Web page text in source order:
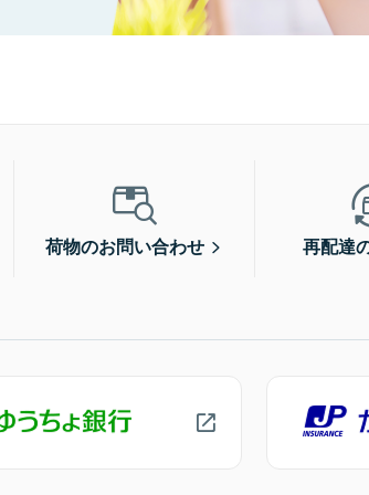
荷物のお問い合わせ 再配達